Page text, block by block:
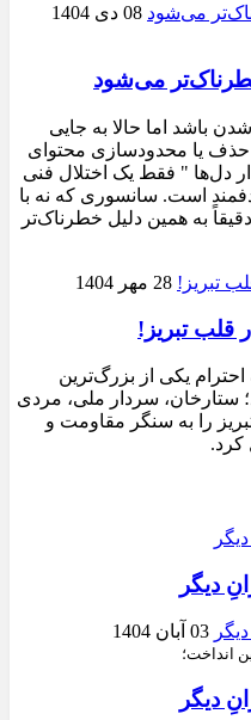
08 دی 1404
می‌شود
باشد اما حالا به جایی
حذف یا محدودسازی محتوای
دل‌ها " فقط یک اختلال فنی
است. سانسوری که نه با
به همین دلیل خطرناک‌تر
28 مهر 1404
قلب تبریز!
یکی از بزرگ‌ترین
ستارخان، سردار ملی، مردی
را به سنگر مقاومت و
کرد.
دیگر
03 آبان 1404
انداخت؛
دیگر